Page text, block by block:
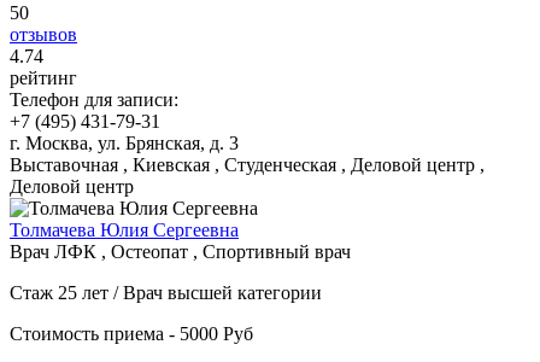
50
отзывов
4.74
рейтинг
Телефон для записи:
+7 (495) 431-79-31
г. Москва, ул. Брянская, д. 3
Выставочная , Киевская , Студенческая , Деловой центр ,
Деловой центр
Толмачева Юлия Сергеевна
Врач ЛФК , Остеопат , Спортивный врач
Стаж 25 лет / Врач высшей категории
Стоимость приема - 5000 Руб